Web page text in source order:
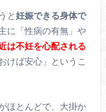
と妊娠できる身体で
に「性病の有無」や
は不妊を心配される
けば安心」というこ
ほとんどで、大掛か